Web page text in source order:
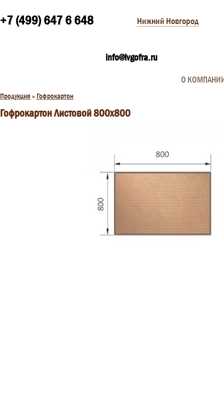
+7 (499) 647 6 648
info@ivgofra.ru
Нижний Новгород
О
Продукция » Гофрокартон
Гофрокартон Листовой 800х800